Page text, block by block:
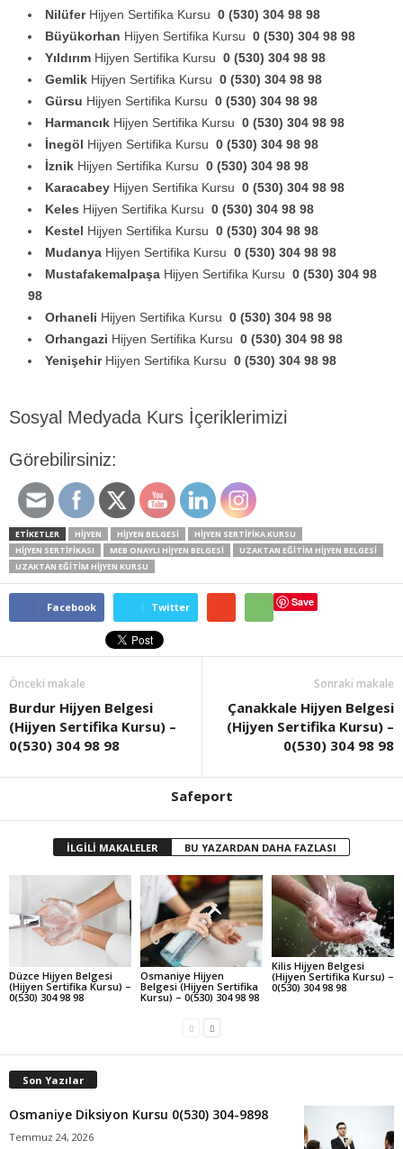
Nilüfer Hijyen Sertifika Kursu 0 (530) 304 98 98
Büyükorhan Hijyen Sertifika Kursu 0 (530) 304 98 98
Yıldırım Hijyen Sertifika Kursu 0 (530) 304 98 98
Gemlik Hijyen Sertifika Kursu 0 (530) 304 98 98
Gürsu Hijyen Sertifika Kursu 0 (530) 304 98 98
Harmancık Hijyen Sertifika Kursu 0 (530) 304 98 98
İnegöl Hijyen Sertifika Kursu 0 (530) 304 98 98
İznik Hijyen Sertifika Kursu 0 (530) 304 98 98
Karacabey Hijyen Sertifika Kursu 0 (530) 304 98 98
Keles Hijyen Sertifika Kursu 0 (530) 304 98 98
Kestel Hijyen Sertifika Kursu 0 (530) 304 98 98
Mudanya Hijyen Sertifika Kursu 0 (530) 304 98 98
Mustafakemalpaşa Hijyen Sertifika Kursu 0 (530) 304 98
98
Orhaneli Hijyen Sertifika Kursu 0 (530) 304 98 98
Orhangazi Hijyen Sertifika Kursu 0 (530) 304 98 98
Yenişehir Hijyen Sertifika Kursu 0 (530) 304 98 98
Sosyal Medyada Kurs İçeriklerimizi
Görebilirsiniz:
ETİKETLER HIJYEN HIJYEN BELGESI
HIJYEN SERTIFIKA KURSU
HIJYEN SERTIFIKASI
MEB ONAYLI HIJYEN BELGESI
UZAKTAN EĞITIM HIJYEN BELGESI
UZAKTAN EĞITIM HIJYEN KURSU
Facebook Twitter Save
Önceki makale
Burdur Hijyen Belgesi
(Hijyen Sertifika Kursu) –
0(530) 304 98 98
Sonraki makale
Çanakkale Hijyen Belgesi
(Hijyen Sertifika Kursu) –
0(530) 304 98 98
Safeport
İLGİLİ MAKALELER BU YAZARDAN DAHA FAZLASI
Düzce Hijyen Belgesi
(Hijyen Sertifika Kursu) –
0(530) 304 98 98
Osmaniye Hijyen
Belgesi (Hijyen Sertifika
Kursu) – 0(530) 304 98 98
Kilis Hijyen Belgesi
(Hijyen Sertifika Kursu) –
0(530) 304 98 98
Son Yazılar
Osmaniye Diksiyon Kursu 0(530) 304-9898
Temmuz 24, 2026